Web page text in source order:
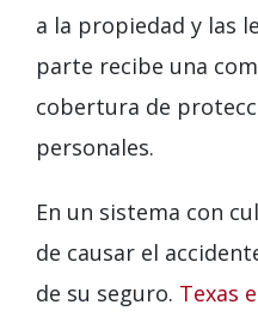
a la propiedad y las
parte recibe una
cobertura de
personales.
En un sistema con
de causar el
de su seguro. Texas